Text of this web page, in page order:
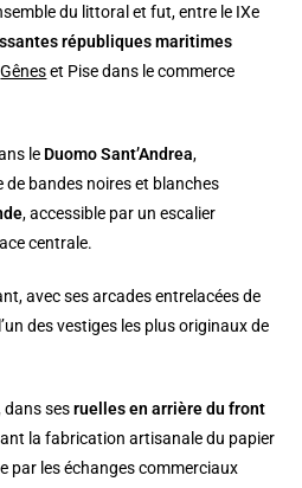
du littoral et fut, entre le IXe
républiques maritimes
Gêneset Pise dans le commerce
le Duomo Sant’Andrea,
bandes noires et blanches
, accessible par un escalier
centrale.
avec ses arcades entrelacées de
des vestiges les plus originaux de
dans sesruelles en arrière du front
la fabrication artisanale du papier
par les échanges commerciaux